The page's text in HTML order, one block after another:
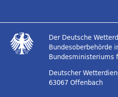
Der Deutsche
Bundesoberbehörde
Bundesministeriums
Deutscher
63067 Offenbach